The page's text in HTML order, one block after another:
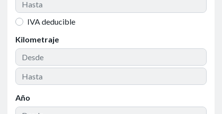
IVA deducible
Kilometraje
Año